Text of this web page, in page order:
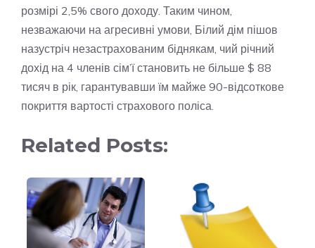
розмірі 2,5% свого доходу. Таким чином,
незважаючи на агресивні умови, Білий дім пішов
назустріч незастрахованим біднякам, чий річний
дохід на 4 членів сім’ї становить не більше $ 88
тисяч в рік, гарантувавши їм майже 90-відсоткове
покриття вартості страхового поліса.
Related Posts: